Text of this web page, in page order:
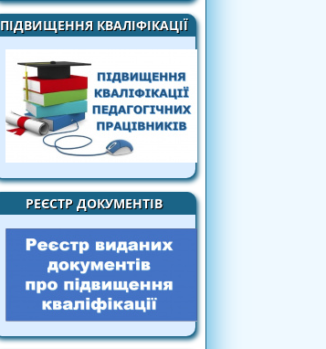
ПІДВИЩЕННЯ КВАЛІФІКАЦІЇ
РЕЄСТР ДОКУМЕНТІВ